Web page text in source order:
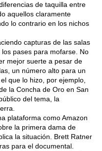
de taquilla entre
aquellos claramente
lo contrario en los nichos
capturas de las salas
pases para mofarse. No
mejor suerte a pesar de
un número alto para un
que lo hizo, por ejemplo,
la Concha de Oro en San
del tema, la
plataforma como Amazon
la primera dama de
la situación. Brett Ratner
para el documental.